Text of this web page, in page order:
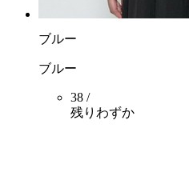
ブルー
ブルー
38 /
残りわずか